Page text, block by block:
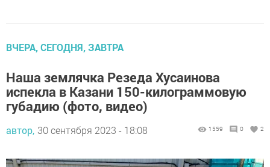
ВЧЕРА, СЕГОДНЯ, ЗАВТРА
Наша землячка Резеда Хусаинова
испекла в Казани 150-килограммовую
губадию (фото, видео)
автор, 30 сентября 2023 - 18:08 1559 0 2